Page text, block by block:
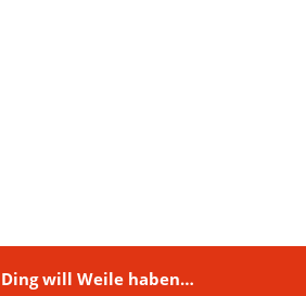
Ding will Weile haben…